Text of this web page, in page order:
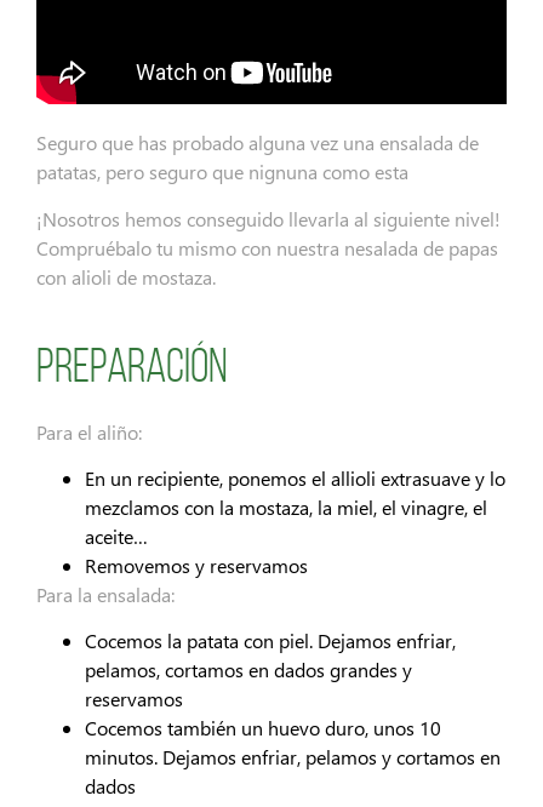
Seguro que has probado alguna vez una ensalada de
patatas, pero seguro que nignuna como esta
¡Nosotros hemos conseguido llevarla al siguiente nivel!
Compruébalo tu mismo con nuestra nesalada de papas
con alioli de mostaza.
Preparación
Para el aliño:
En un recipiente, ponemos el allioli extrasuave y lo
mezclamos con la mostaza, la miel, el vinagre, el
aceite…
Removemos y reservamos
Para la ensalada:
Cocemos la patata con piel. Dejamos enfriar,
pelamos, cortamos en dados grandes y
reservamos
Cocemos también un huevo duro, unos 10
minutos. Dejamos enfriar, pelamos y cortamos en
dados